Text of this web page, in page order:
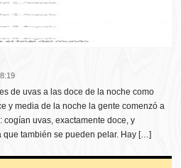
de uvas a las doce de la noche como
y media de la noche la gente comenzó a
uvas, exactamente doce, y
que también se pueden pelar. Hay […]